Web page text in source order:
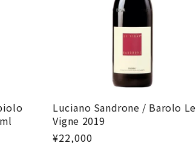
Luciano Sandrone / Barolo Le
Vigne 2019
¥22,000